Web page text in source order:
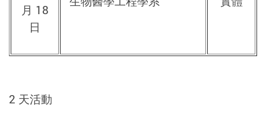
月 18
日
2 天活動